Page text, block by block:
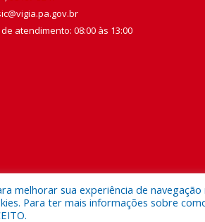
atendimento: 08:00 às 13:00
direitos reservados a Prefeitura Municipal de
melhorar sua experiência de
Para ter mais informações sobre